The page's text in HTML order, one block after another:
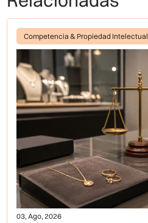
Competencia & Propiedad Intelectual
03, Ago, 2026